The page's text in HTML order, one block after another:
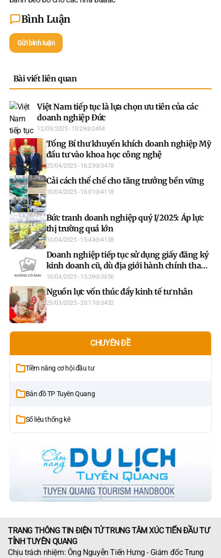
Bình Luận
Gửi bình luận
Bài viết liên quan
Việt Nam tiếp tục là lựa chọn ưu tiên của các
doanh nghiệp Đức
12/09/2025 - 10:29 2494
Tổng Bí thư khuyến khích doanh nghiệp Mỹ
đầu tư vào khoa học công nghệ
25/04/2025 - 16:23 3478
Cải cách thể chế cho tăng trưởng bền vững
10/04/2025 - 16:01 4118
Bức tranh doanh nghiệp quý I/2025: Áp lực
thị trường quá lớn
10/04/2025 - 15:43 4138
Doanh nghiệp tiếp tục sử dụng giấy đăng ký
kinh doanh cũ, dù địa giới hành chính thay
đổi
10/04/2025 - 15:39 3656
Nguồn lực vốn thúc đẩy kinh tế tư nhân
25/03/2025 - 20:17 3432
CHUYÊN ĐỀ
Tiềm năng cơ hội đầu tư
Bản đồ TP Tuyên Quang
Số liệu thống kê
TRANG THÔNG TIN ĐIỆN TỬ TRUNG TÂM XÚC TIẾN ĐẦU TƯ
TỈNH TUYÊN QUANG
Chịu trách nhiệm: Ông Nguyễn Tiến Hưng - Giám đốc Trung